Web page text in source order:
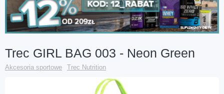
Trec GIRL BAG 003 - Neon Green
Akcesoria sportowe Trec Nutrition